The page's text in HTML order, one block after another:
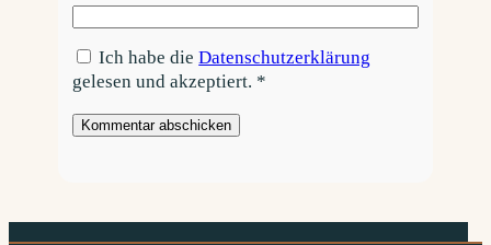
Ich habe dieDatenschutzerklärung
gelesen und akzeptiert. *